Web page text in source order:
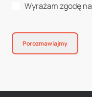
Wyrażam zgodę na
Porozmawiajmy